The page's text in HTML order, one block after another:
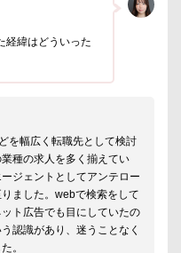
経緯はどういった
を幅広く転職先として検討
種の求人を多く揃えてい
ジェントとしてアンテロー
ました。webで検索をして
ト広告でも目にしていたの
認識があり、迷うことなく
。